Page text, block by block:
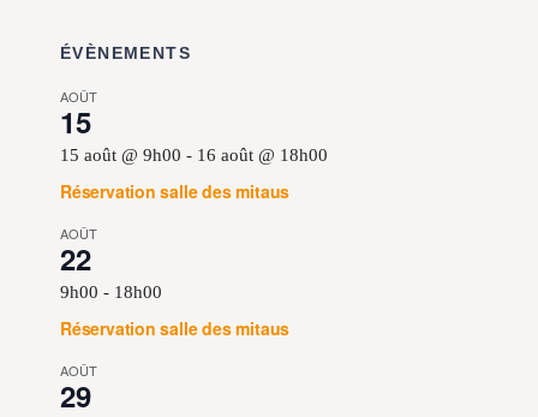
ÉVÈNEMENTS
AOÛT
15
15 août @ 9h00 - 16 août @ 18h00
Réservation salle des mitaus
AOÛT
22
9h00 - 18h00
Réservation salle des mitaus
AOÛT
29